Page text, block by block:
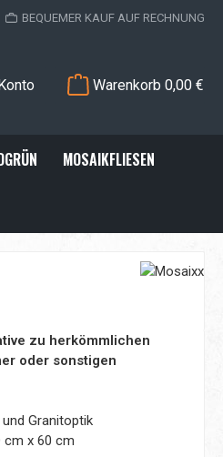
BEQUEMER KAUF AUF RECHNUNG
Warenkorb 0,00 €
MOSAIKFLIESEN
zu herkömmlichen
oder sonstigen
Granitoptik
cm x 60 cm